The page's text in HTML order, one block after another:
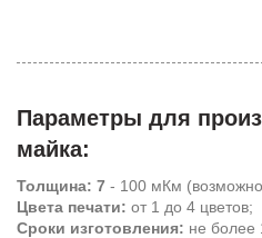
Параметры для
майка:
Толщина: 7 - 100 мКм
Цвета печати: от 1 до 4 цветов;
Сроки изготовления: не более